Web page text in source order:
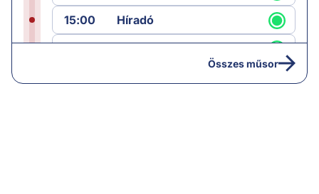
15:00
Híradó
Összes műsor